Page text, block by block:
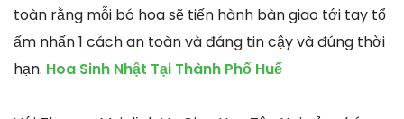
toàn rằng mỗi bó hoa sẽ tiến hành bàn giao tới tay tổ
ấm nhấn 1 cách an toàn và đáng tin cậy và đúng thời
hạn. Hoa Sinh Nhật Tại Thành Phố Huế